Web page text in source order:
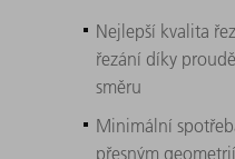
Nejlepší kvalita
řezání díky
směru
Minimální
přesným